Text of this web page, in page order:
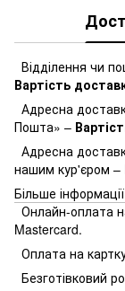
Відділення чи
Вартість
Адресна
Пошта» –
Адресна
нашим кур'єром –
Більше
Онлайн-оплата
Mastercard.
Оплата на
Безготівковий